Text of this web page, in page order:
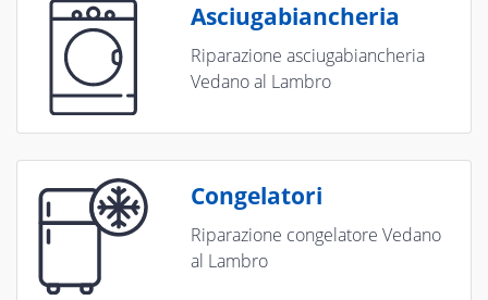
Asciugabiancheria
Riparazione asciugabiancheria
Vedano al Lambro
Congelatori
Riparazione congelatore Vedano
al Lambro